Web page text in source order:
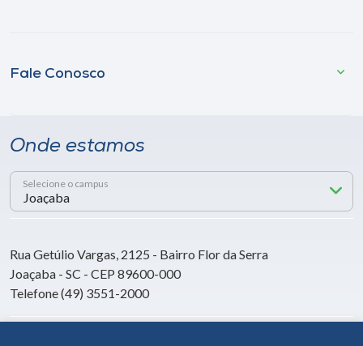
Fale Conosco
Onde estamos
Selecione o campus
Rua Getúlio Vargas, 2125 - Bairro Flor da Serra
Joaçaba - SC - CEP 89600-000
Telefone (49) 3551-2000